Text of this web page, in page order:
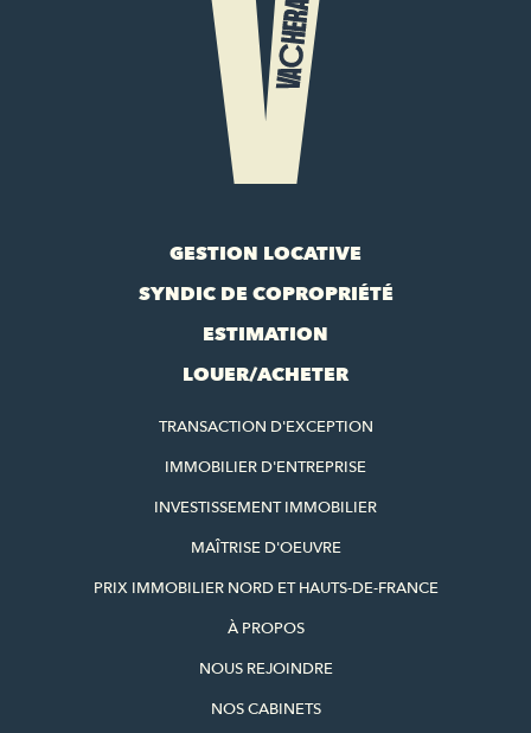
GESTION LOCATIVE
SYNDIC DE COPROPRIÉTÉ
ESTIMATION
LOUER/ACHETER
TRANSACTION D'EXCEPTION
IMMOBILIER D'ENTREPRISE
INVESTISSEMENT IMMOBILIER
MAÎTRISE D'OEUVRE
PRIX IMMOBILIER NORD ET HAUTS-DE-FRANCE
À PROPOS
NOUS REJOINDRE
NOS CABINETS